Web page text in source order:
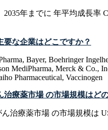
年までに 年平均成長率
な企業はどこですか？
Bayer, Boehringer
MediPharma, Merck & Co.,
Pharmaceutical, Vaccinogen
治療薬市場 の市場規模はど
治療薬市場 の市場規模は